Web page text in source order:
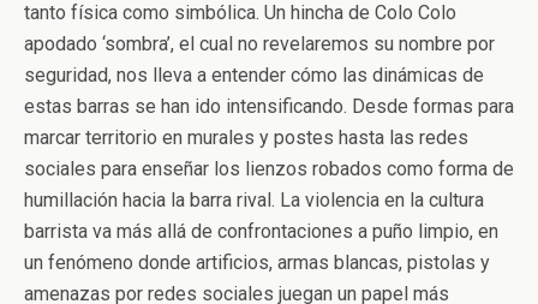
tanto física como simbólica. Un hincha de Colo Colo
apodado ‘sombra’, el cual no revelaremos su nombre por
seguridad, nos lleva a entender cómo las dinámicas de
estas barras se han ido intensificando. Desde formas para
marcar territorio en murales y postes hasta las redes
sociales para enseñar los lienzos robados como forma de
humillación hacia la barra rival. La violencia en la cultura
barrista va más allá de confrontaciones a puño limpio, en
un fenómeno donde artificios, armas blancas, pistolas y
amenazas por redes sociales juegan un papel más